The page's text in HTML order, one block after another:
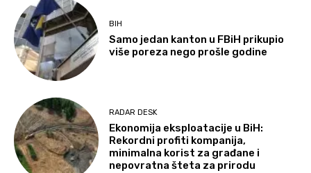
BIH
Samo jedan kanton u FBiH prikupio
više poreza nego prošle godine
RADAR DESK
Ekonomija eksploatacije u BiH:
Rekordni profiti kompanija,
minimalna korist za građane i
nepovratna šteta za prirodu